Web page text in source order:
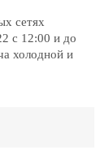
сетях
с 12:00 и до
холодной и